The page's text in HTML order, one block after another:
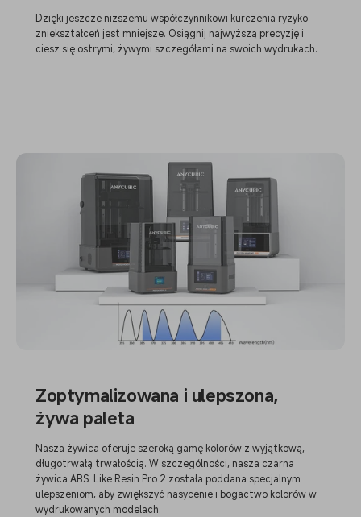
Dzięki jeszcze niższemu współczynnikowi kurczenia ryzyko
zniekształceń jest mniejsze. Osiągnij najwyższą precyzję i
ciesz się ostrymi, żywymi szczegółami na swoich wydrukach.
Zoptymalizowana i ulepszona,
żywa paleta
Nasza żywica oferuje szeroką gamę kolorów z wyjątkową,
długotrwałą trwałością. W szczególności, nasza czarna
żywica ABS-Like Resin Pro 2 została poddana specjalnym
ulepszeniom, aby zwiększyć nasycenie i bogactwo kolorów w
wydrukowanych modelach.